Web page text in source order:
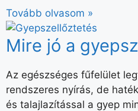
Tovább olvasom »
Mire jó a
Az egészséges fűfelület
rendszeres nyírás, de
és talajlazítással a gyep